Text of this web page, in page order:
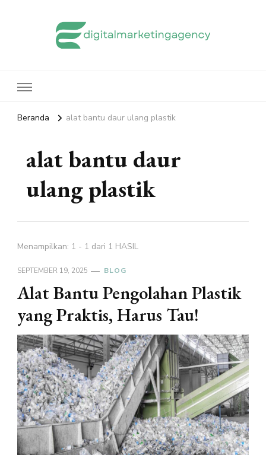
Beranda alat bantu daur ulang plastik
alat bantu daur
ulang plastik
Menampilkan: 1 - 1 dari 1 HASIL
SEPTEMBER 19, 2025 BLOG
Alat Bantu Pengolahan Plastik
yang Praktis, Harus Tau!